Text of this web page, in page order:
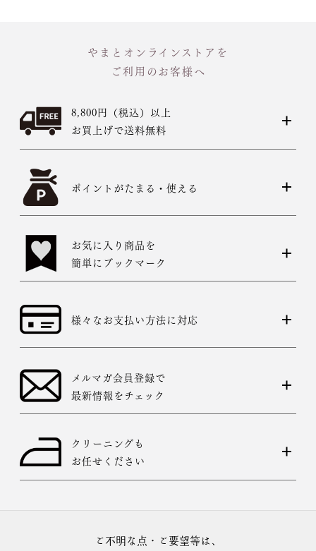
やまとオンラインストアを
ご利用のお客様へ
8,800円（税込）以上
お買上げで送料無料
ポイントがたまる・使える
お気に入り商品を
簡単にブックマーク
様々なお支払い方法に対応
メルマガ会員登録で
最新情報をチェック
クリーニングも
お任せください
ご不明な点・ご要望等は、